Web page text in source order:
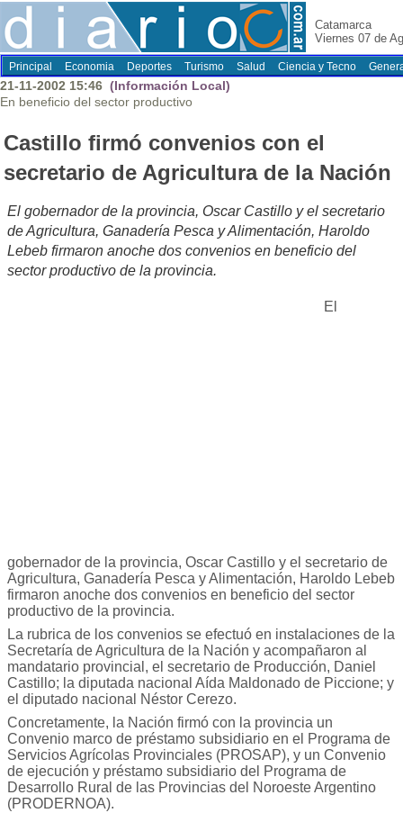
Catamarca
Viernes 07 de
Principal Economia Deportes Turismo Salud Ciencia y Tecno
21-11-2002 15:46 (Información Local)
En beneficio del sector productivo
Castillo firmó convenios con el
secretario de Agricultura de la Nación
El gobernador de la provincia, Oscar Castillo y el secretario
de Agricultura, Ganadería Pesca y Alimentación, Haroldo
Lebeb firmaron anoche dos convenios en beneficio del
sector productivo de la provincia.
El
gobernador de la provincia, Oscar Castillo y el secretario de
Agricultura, Ganadería Pesca y Alimentación, Haroldo Lebeb
firmaron anoche dos convenios en beneficio del sector
productivo de la provincia.
La rubrica de los convenios se efectuó en instalaciones de la
Secretaría de Agricultura de la Nación y acompañaron al
mandatario provincial, el secretario de Producción, Daniel
Castillo; la diputada nacional Aída Maldonado de Piccione; y
el diputado nacional Néstor Cerezo.
Concretamente, la Nación firmó con la provincia un
Convenio marco de préstamo subsidiario en el Programa de
Servicios Agrícolas Provinciales (PROSAP), y un Convenio
de ejecución y préstamo subsidiario del Programa de
Desarrollo Rural de las Provincias del Noroeste Argentino
(PRODERNOA).